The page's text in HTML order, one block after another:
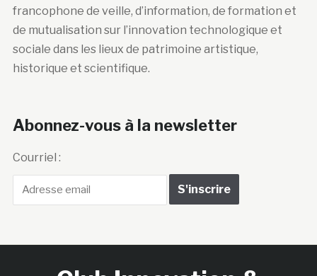
francophone de veille, d’information, de formation et
de mutualisation sur l’innovation technologique et
sociale dans les lieux de patrimoine artistique,
historique et scientifique.
Abonnez-vous à la newsletter
Courriel :